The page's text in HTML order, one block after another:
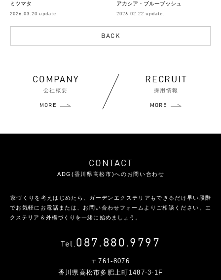
ミツマタ
2026.03.20 update.
アカシア・ブルーブッシュ
2026.02.22 update.
BACK
COMPANY
会社概要
MORE
RECRUIT
採用情報
MORE
CONTACT
ADG(香川県高松市)へのお問い合わせ
家づくりを考えはじめたら、ガーデンエクステリアもできるだけ早い段階
でお気軽にお電話または、お問い合わせフォームよりご相談ください。 エ
クステリア＆外構づくりを一緒に始めましょう。
Tel.087.880.9797
〒761-8076
香川県高松市多肥上町1487-3-1F